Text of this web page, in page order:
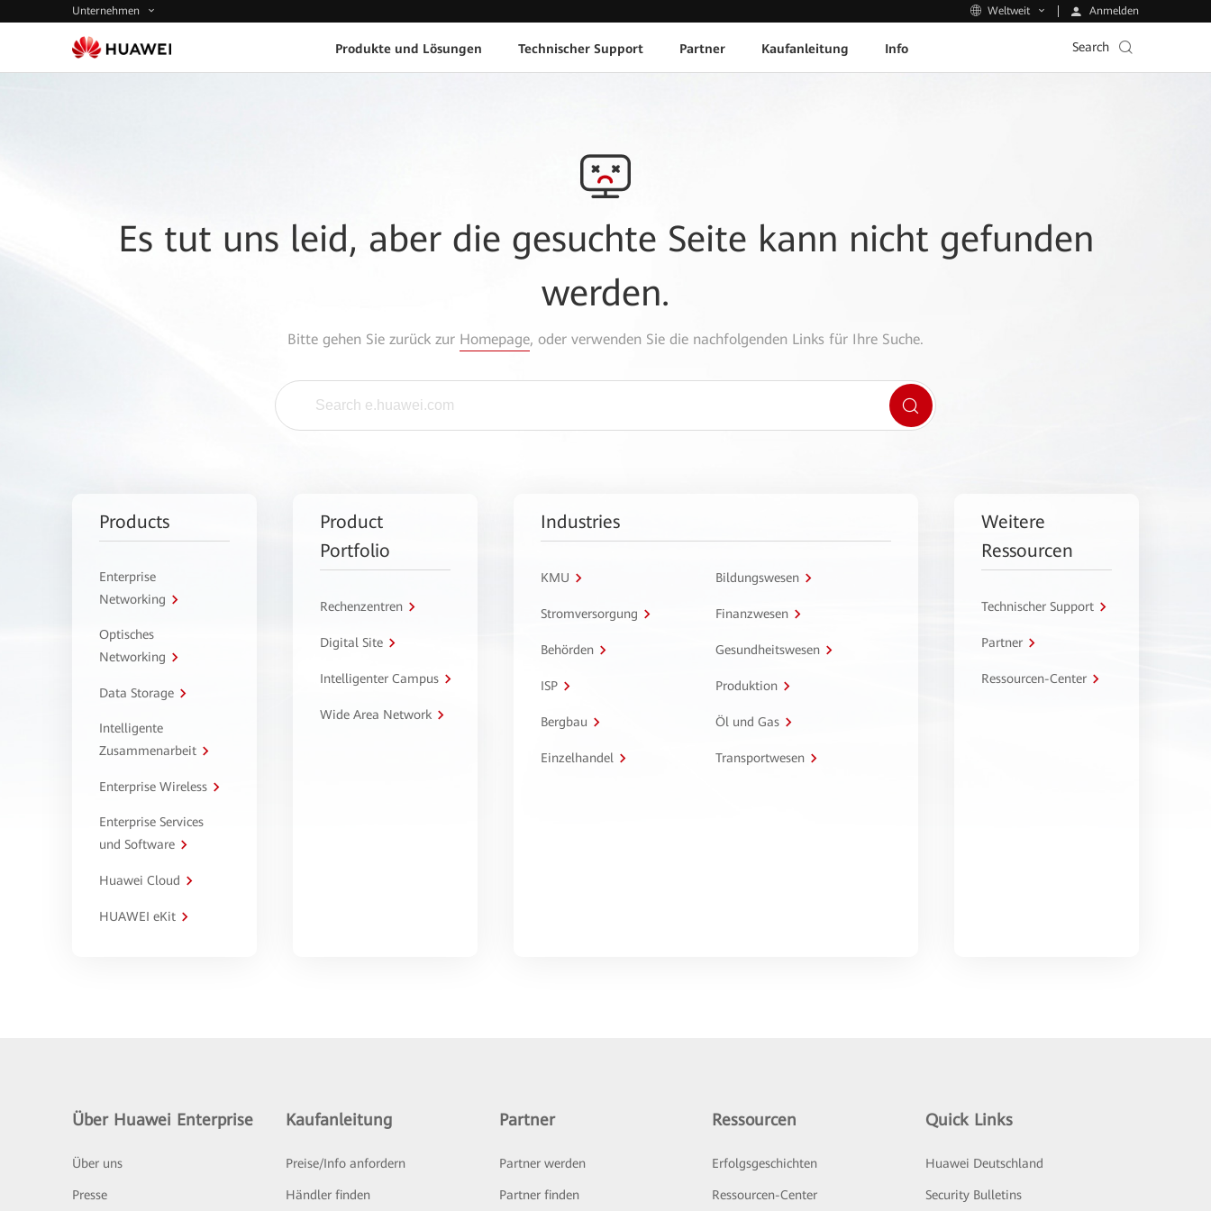
Unternehmen Weltweit Anmelden
Produkte und Lösungen Technischer Support Partner Kaufanleitung Info Search
Es tut uns leid, aber die gesuchte Seite kann nicht gefunden
werden.
Bitte gehen Sie zurück zur Homepage, oder verwenden Sie die nachfolgenden Links für Ihre Suche.
Products
Enterprise
Networking
Optisches
Networking
Data Storage
Intelligente
Zusammenarbeit
Enterprise Wireless
Enterprise Services
und Software
Huawei Cloud
HUAWEI eKit
Product
Portfolio
Rechenzentren
Digital Site
Intelligenter Campus
Wide Area Network
Industries
KMU Bildungswesen
Stromversorgung Finanzwesen
Behörden Gesundheitswesen
ISP Produktion
Bergbau Öl und Gas
Einzelhandel Transportwesen
Weitere
Ressourcen
Technischer Support
Partner
Ressourcen-Center
Über Huawei Enterprise
Über uns
Presse
Kaufanleitung
Preise/Info anfordern
Händler finden
Partner
Partner werden
Partner finden
Ressourcen
Erfolgsgeschichten
Ressourcen-Center
Quick Links
Huawei Deutschland
Security Bulletins